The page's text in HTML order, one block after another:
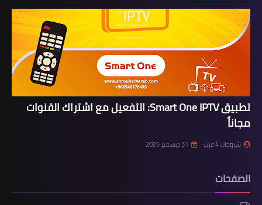
تطبيق Smart One IPTV: التفعيل مع اشتراك القنوات
مجاناً
شروحات 4 عرب 31 ديسمبر 2025
الصفحات